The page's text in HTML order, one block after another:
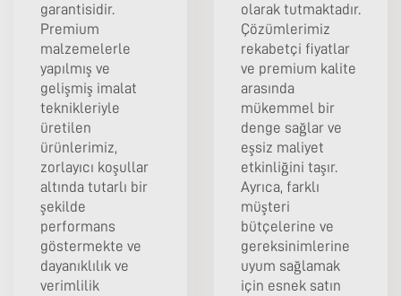
garantisidir.
Premium
malzemelerle
yapılmış ve
gelişmiş imalat
teknikleriyle
üretilen
ürünlerimiz,
zorlayıcı koşullar
altında tutarlı bir
şekilde
performans
göstermekte ve
dayanıklılık ve
verimlilik
olarak tutmaktadır.
Çözümlerimiz
rekabetçi fiyatlar
ve premium kalite
arasında
mükemmel bir
denge sağlar ve
eşsiz maliyet
etkinliğini taşır.
Ayrıca, farklı
müşteri
bütçelerine ve
gereksinimlerine
uyum sağlamak
için esnek satın